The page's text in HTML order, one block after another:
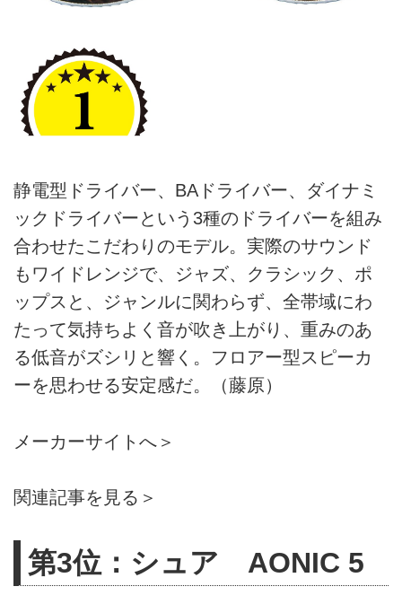
静電型ドライバー、BAドライバー、ダイナミ
ックドライバーという3種のドライバーを組み
合わせたこだわりのモデル。実際のサウンド
もワイドレンジで、ジャズ、クラシック、ポ
ップスと、ジャンルに関わらず、全帯域にわ
たって気持ちよく音が吹き上がり、重みのあ
る低音がズシリと響く。フロアー型スピーカ
ーを思わせる安定感だ。（藤原）
メーカーサイトへ＞
関連記事を見る＞
第3位：シュア AONIC 5